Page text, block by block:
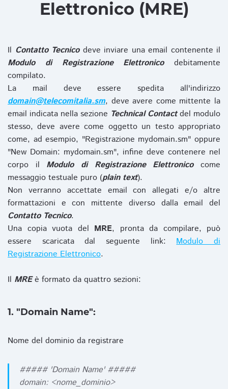
Elettronico (MRE)
Il Contatto Tecnicodeve inviare una email contenente il
Modulo di Registrazione Elettronicodebitamente
compilato.
La mail deve essere spedita all'indirizzo
domain@telecomitalia.sm, deve avere come mittente la
email indicata nella sezione Technical Contactdel modulo
stesso, deve avere come oggetto un testo appropriato
come, ad esempio, "Registrazione mydomain.sm" oppure
"New Domain: mydomain.sm", infine deve contenere nel
corpo il Modulo di Registrazione Elettronicocome
messaggio testuale puro (plain text).
Non verranno accettate email con allegati e/o altre
formattazioni e con mittente diverso dalla email del
Contatto Tecnico.
Una copia vuota del MRE, pronta da compilare, può
essere scaricata dal seguente link:Modulo di
Registrazione Elettronico.
Il MREè formato da quattro sezioni:
1. "Domain Name":
Nome del dominio da registrare
##### 'Domain Name' #####
domain: <nome_dominio>